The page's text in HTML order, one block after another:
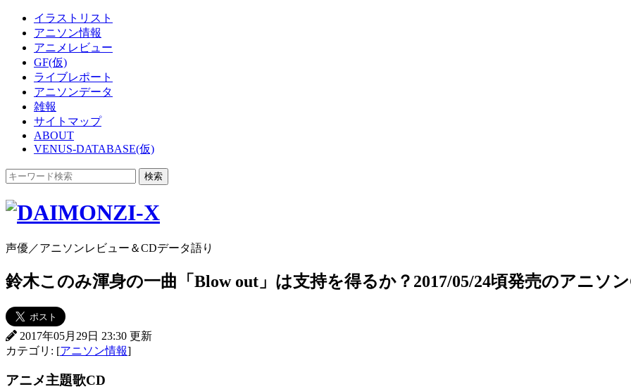
イラストリスト
アニソン情報
アニメレビュー
GF(仮)
ライブレポート
アニソンデータ
雑報
サイトマップ
ABOUT
VENUS-DATABASE(仮)
声優／アニソンレビュー＆CDデータ語り
鈴木このみ渾身の一曲「Blow out」は支持を得るか？2017/05/24頃発売のアニソ
2017年05月29日 23:30 更新
カテゴリ: [アニソン情報]
アニメ主題歌CD